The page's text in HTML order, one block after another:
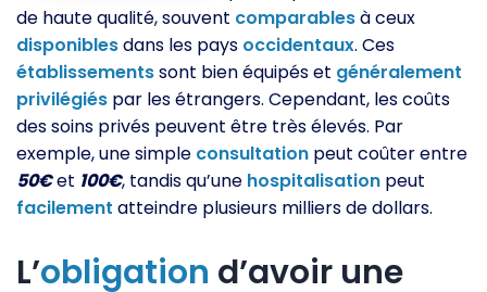
de haute qualité, souvent comparablesà ceux
disponiblesdans les pays occidentaux. Ces
établissementssont bien équipés et généralement
privilégiés par les étrangers. Cependant, les coûts
des soins privés peuvent être très élevés. Par
exemple, une simple consultation peut coûter entre
50€et 100€, tandis qu’une hospitalisation peut
facilement atteindre plusieurs milliers de dollars.
L’obligation d’avoir une